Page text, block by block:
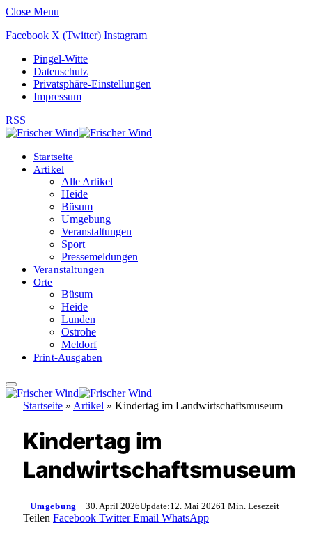
Close Menu
Facebook X (Twitter) Instagram
Pingel-Witte
Datenschutz
Privatsphäre-Einstellungen
Impressum
RSS
Startseite
Artikel
Alle Artikel
Heide
Büsum
Umgebung
Veranstaltungen
Sport
Pressemeldungen
Veranstaltungen
Orte
Büsum
Heide
Lunden
Ostrohe
Meldorf
Print-Ausgaben
Startseite » Artikel » Kindertag im Landwirtschaftsmuseum
Kindertag im
Landwirtschaftsmuseum
Umgebung 30. April 2026Update:12. Mai 20261 Min. Lesezeit
Teilen Facebook Twitter Email WhatsApp